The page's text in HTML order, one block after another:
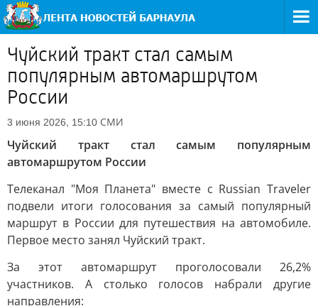
Чуйский тракт стал самым
популярным автомаршрутом
России
3 июня 2026, 15:10 СМИ
Чуйский тракт стал самым популярным
автомаршрутом России
Телеканал "Моя Планета" вместе с Russian Traveler
подвели итоги голосования за самый популярный
маршрут в России для путешествия на автомобиле.
Первое место занял Чуйский тракт.
За этот автомаршрут проголосовали 26,2%
участников. А столько голосов набрали другие
направления: